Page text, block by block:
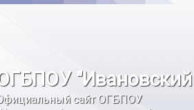
сайт ОГБПОУ